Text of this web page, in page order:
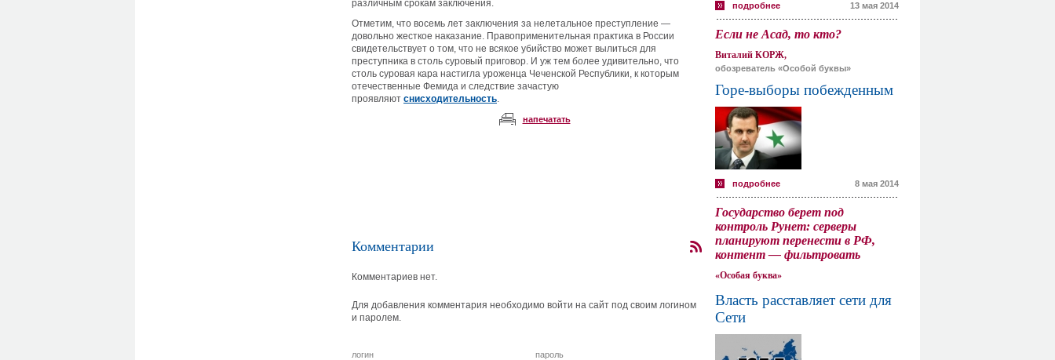
различным срокам заключения.
Отметим, что восемь лет заключения за нелетальное преступление —
довольно жесткое наказание. Правоприменительная практика в России
свидетельствует о том, что не всякое убийство может вылиться для
преступника в столь суровый приговор. И уж тем более удивительно, что
столь суровая кара настигла уроженца Чеченской Республики, к которым
отечественные Фемида и следствие зачастую
проявляют снисходительность.
напечатать
Комментарии
Комментариев нет.
Для добавления комментария необходимо войти на сайт под своим логином
и паролем.
логин пароль
подробнее 13 мая 2014
Если не Асад, то кто?
Виталий КОРЖ,
обозреватель «Особой буквы»
Горе-выборы побежденным
подробнее 8 мая 2014
Государство берет под
контроль Рунет: серверы
планируют перенести в РФ,
контент — фильтровать
«Особая буква»
Власть расставляет сети для
Сети